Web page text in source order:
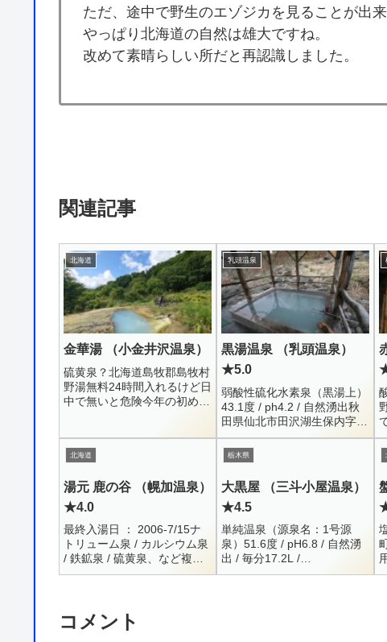
ただ、途中で野生のエゾジカを見ることが出
やっぱり北海道の自然は雄大ですね。
改めて素晴らしい所だと再認識しました。
関連記事
北海道
金華湯 （小金井沢温泉）
硫黄泉？北海道島牧郡島牧村
野湯無料24時間入れるけど日
中で無いと危険今年の初めに
特に穴之浜温泉に至っては...
乳頭温泉
黒湯温泉 （乳頭温泉）
★5.0
弱酸性硫化水素泉（黒湯上）
43.1度 / ph4.2 / 自然湧出秋
田県仙北市田沢湖生保内字黒
湯沢2-10187-46-2214男女別
内湯 ・ 女性露天 ・ 混浴内露
天 ・ 打た...
北海道
湯元 鹿の谷 （幌加温泉）
★4.0
最終入湯日 ： 2006-7/15ナ
トリューム泉 / カルシウム泉
/ 鉄鉱泉 / 硫黄泉、など複数
源泉所有（成分表の掲示無
栃木県
大黒屋 （三斗小屋温泉）
★4.5
単純温泉（源泉名：1号源
泉）51.6度 / pH6.8 / 自然湧
出 / 毎分17.2L /
2019.7.22Na+ = 41.9 / K+ =
コメント